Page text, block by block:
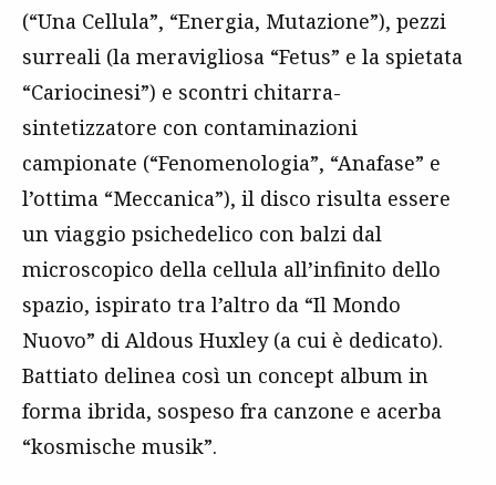
(“Una Cellula”, “Energia, Mutazione”), pezzi
surreali (la meravigliosa “Fetus” e la spietata
“Cariocinesi”) e scontri chitarra-
sintetizzatore con contaminazioni
campionate (“Fenomenologia”, “Anafase” e
l’ottima “Meccanica”), il disco risulta essere
un viaggio psichedelico con balzi dal
microscopico della cellula all’infinito dello
spazio, ispirato tra l’altro da “Il Mondo
Nuovo” di Aldous Huxley (a cui è dedicato).
Battiato delinea così un concept album in
forma ibrida, sospeso fra canzone e acerba
“kosmische musik”.